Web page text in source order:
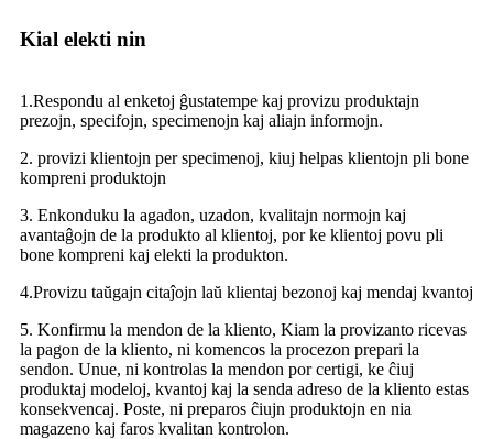
Kial elekti nin
1.Respondu al enketoj ĝustatempe kaj provizu produktajn
prezojn, specifojn, specimenojn kaj aliajn informojn.
2. provizi klientojn per specimenoj, kiuj helpas klientojn pli bone
kompreni produktojn
3. Enkonduku la agadon, uzadon, kvalitajn normojn kaj
avantaĝojn de la produkto al klientoj, por ke klientoj povu pli
bone kompreni kaj elekti la produkton.
4.Provizu taŭgajn citaĵojn laŭ klientaj bezonoj kaj mendaj kvantoj
5. Konfirmu la mendon de la kliento, Kiam la provizanto ricevas
la pagon de la kliento, ni komencos la procezon prepari la
sendon. Unue, ni kontrolas la mendon por certigi, ke ĉiuj
produktaj modeloj, kvantoj kaj la senda adreso de la kliento estas
konsekvencaj. Poste, ni preparos ĉiujn produktojn en nia
magazeno kaj faros kvalitan kontrolon.